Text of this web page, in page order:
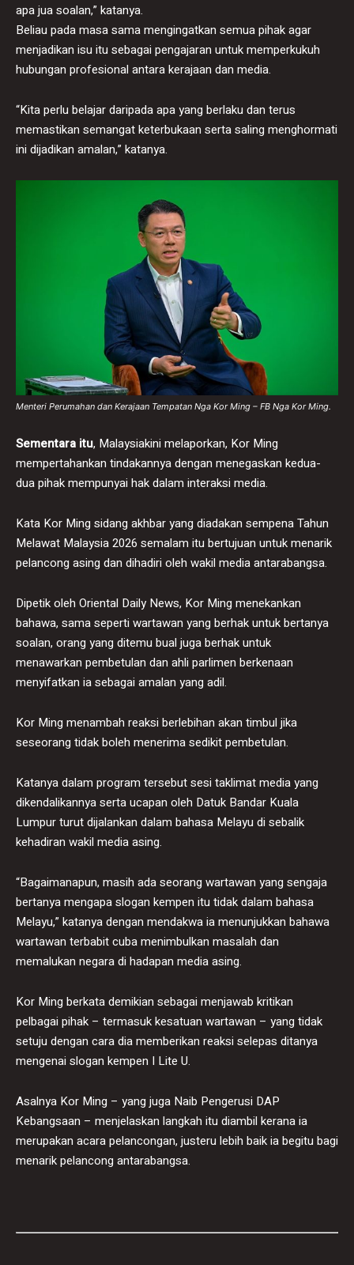
apa jua soalan,” katanya.
Beliau pada masa sama mengingatkan semua pihak agar
menjadikan isu itu sebagai pengajaran untuk memperkukuh
hubungan profesional antara kerajaan dan media.
“Kita perlu belajar daripada apa yang berlaku dan terus
memastikan semangat keterbukaan serta saling menghormati
ini dijadikan amalan,” katanya.
Menteri Perumahan dan Kerajaan Tempatan Nga Kor Ming – FB Nga Kor Ming.
Sementara itu, Malaysiakini melaporkan, Kor Ming
mempertahankan tindakannya dengan menegaskan kedua-
dua pihak mempunyai hak dalam interaksi media.
Kata Kor Ming sidang akhbar yang diadakan sempena Tahun
Melawat Malaysia 2026 semalam itu bertujuan untuk menarik
pelancong asing dan dihadiri oleh wakil media antarabangsa.
Dipetik oleh Oriental Daily News, Kor Ming menekankan
bahawa, sama seperti wartawan yang berhak untuk bertanya
soalan, orang yang ditemu bual juga berhak untuk
menawarkan pembetulan dan ahli parlimen berkenaan
menyifatkan ia sebagai amalan yang adil.
Kor Ming menambah reaksi berlebihan akan timbul jika
seseorang tidak boleh menerima sedikit pembetulan.
Katanya dalam program tersebut sesi taklimat media yang
dikendalikannya serta ucapan oleh Datuk Bandar Kuala
Lumpur turut dijalankan dalam bahasa Melayu di sebalik
kehadiran wakil media asing.
“Bagaimanapun, masih ada seorang wartawan yang sengaja
bertanya mengapa slogan kempen itu tidak dalam bahasa
Melayu,” katanya dengan mendakwa ia menunjukkan bahawa
wartawan terbabit cuba menimbulkan masalah dan
memalukan negara di hadapan media asing.
Kor Ming berkata demikian sebagai menjawab kritikan
pelbagai pihak – termasuk kesatuan wartawan – yang tidak
setuju dengan cara dia memberikan reaksi selepas ditanya
mengenai slogan kempen I Lite U.
Asalnya Kor Ming – yang juga Naib Pengerusi DAP
Kebangsaan – menjelaskan langkah itu diambil kerana ia
merupakan acara pelancongan, justeru lebih baik ia begitu bagi
menarik pelancong antarabangsa.